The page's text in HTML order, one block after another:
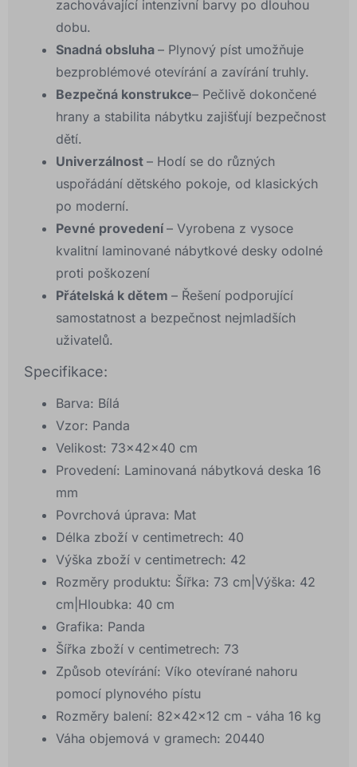
zachovávající intenzivní barvy po dlouhou
dobu.
Snadná obsluha – Plynový píst umožňuje
bezproblémové otevírání a zavírání truhly.
Bezpečná konstrukce– Pečlivě dokončené
hrany a stabilita nábytku zajišťují bezpečnost
dětí.
Univerzálnost – Hodí se do různých
uspořádání dětského pokoje, od klasických
po moderní.
Pevné provedení – Vyrobena z vysoce
kvalitní laminované nábytkové desky odolné
proti poškození
Přátelská k dětem – Řešení podporující
samostatnost a bezpečnost nejmladších
uživatelů.
Specifikace:
Barva: Bílá
Vzor: Panda
Velikost: 73x42x40 cm
Provedení: Laminovaná nábytková deska 16
mm
Povrchová úprava: Mat
Délka zboží v centimetrech: 40
Výška zboží v centimetrech: 42
Rozměry produktu: Šířka: 73 cm|Výška: 42
cm|Hloubka: 40 cm
Grafika: Panda
Šířka zboží v centimetrech: 73
Způsob otevírání: Víko otevírané nahoru
pomocí plynového pístu
Rozměry balení: 82x42x12 cm - váha 16 kg
Váha objemová v gramech: 20440